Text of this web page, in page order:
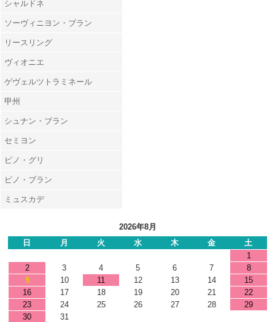
シャルドネ
ソーヴィニヨン・ブラン
リースリング
ヴィオニエ
ゲヴェルツトラミネール
甲州
シュナン・ブラン
セミヨン
ピノ・グリ
ピノ・ブラン
ミュスカデ
2026年8月
日
月 火 水 木 金
土
1
2
3 4 5 6 7
8
9
10 11 12 13 14
15
16
17 18 19 20 21
22
23
24 25 26 27 28
29
30
31